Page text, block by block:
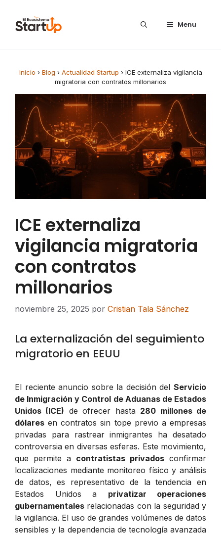
Menu
Inicio › Blog › Actualidad Startup › ICE externaliza vigilancia
migratoria con contratos millonarios
ICE externaliza
vigilancia migratoria
con contratos
millonarios
noviembre 25, 2025 por Cristian Tala Sánchez
La externalización del seguimiento
migratorio en EEUU
El reciente anuncio sobre la decisión del Servicio
de Inmigración y Control de Aduanas de Estados
Unidos (ICE) de ofrecer hasta 280 millones de
dólares en contratos sin tope previo a empresas
privadas para rastrear inmigrantes ha desatado
controversia en diversas esferas. Este movimiento,
que permite a contratistas privados confirmar
localizaciones mediante monitoreo físico y análisis
de datos, es representativo de la tendencia en
Estados Unidos a privatizar operaciones
gubernamentales relacionadas con la seguridad y
la vigilancia. El uso de grandes volúmenes de datos
sensibles y la dependencia de tecnología avanzada